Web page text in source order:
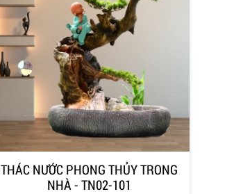
THÁC NƯỚC PHONG THỦY TRONG
NHÀ - TN02-101